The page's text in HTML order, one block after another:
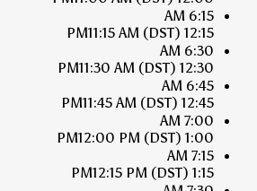
6:15 AM
12:15 PM
11:15 AM (DST)
6:30 AM
12:30 PM
11:30 AM (DST)
6:45 AM
12:45 PM
11:45 AM (DST)
7:00 AM
1:00 PM
12:00 PM (DST)
7:15 AM
1:15 PM
12:15 PM (DST)